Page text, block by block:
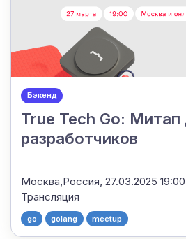
Бэкенд
True Tech Go: Митап
разработчиков
Москва,Россия,27.03.2025
Трансляция
go golang meetup